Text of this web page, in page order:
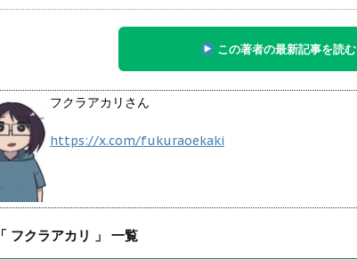
この著者の最新記事を読む
フクラアカリさん
https://x.com/fukuraoekaki
「 フクラアカリ 」 一覧